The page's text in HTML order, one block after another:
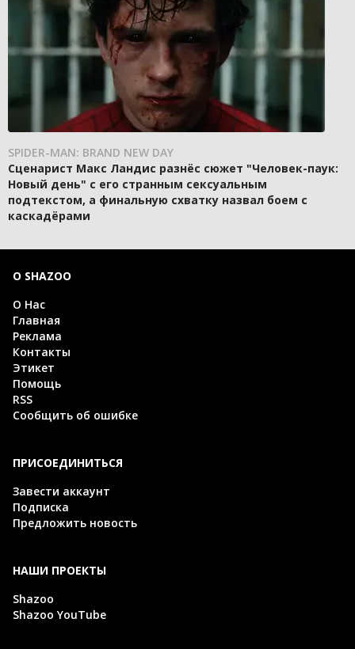
SPIDER-MAN: BRAND NEW DAY
Сценарист Макс Ландис разнёс сюжет "Человек-паук:
Новый день" с его странным сексуальным
подтекстом, а финальную схватку назвал боем с
каскадёрами
О SHAZOO
О Нас
Главная
Реклама
Контакты
Этикет
Помощь
RSS
Сообщить об ошибке
ПРИСОЕДИНИТЬСЯ
Завести аккаунт
Подписка
Предложить новость
НАШИ ПРОЕКТЫ
Shazoo
Shazoo YouTube